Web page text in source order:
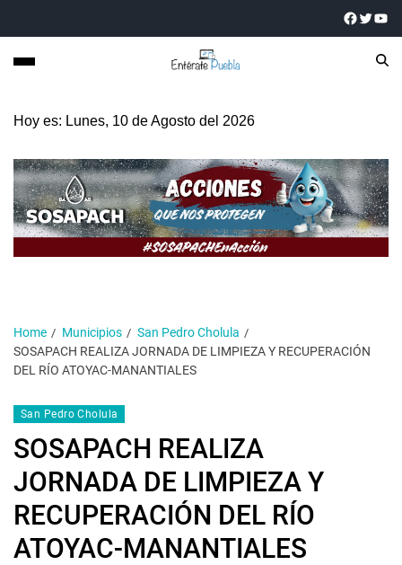
Hoy es: Lunes, 10 de Agosto del 2026
Home Municipios
San Pedro Cholula
SOSAPACH REALIZA JORNADA DE LIMPIEZA Y RECUPERACIÓN
DEL RÍO ATOYAC-MANANTIALES
San Pedro Cholula
SOSAPACH REALIZA
JORNADA DE LIMPIEZA Y
RECUPERACIÓN DEL RÍO
ATOYAC-MANANTIALES